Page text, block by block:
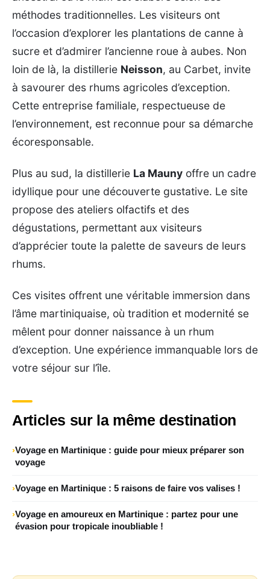
méthodes traditionnelles. Les visiteurs ont
l’occasion d’explorer les plantations de canne à
sucre et d’admirer l’ancienne roue à aubes. Non
loin de là, la distillerie Neisson, au Carbet, invite
à savourer des rhums agricoles d’exception.
Cette entreprise familiale, respectueuse de
l’environnement, est reconnue pour sa démarche
écoresponsable.
Plus au sud, la distillerie La Mauny offre un cadre
idyllique pour une découverte gustative. Le site
propose des ateliers olfactifs et des
dégustations, permettant aux visiteurs
d’apprécier toute la palette de saveurs de leurs
rhums.
Ces visites offrent une véritable immersion dans
l’âme martiniquaise, où tradition et modernité se
mêlent pour donner naissance à un rhum
d’exception. Une expérience immanquable lors de
votre séjour sur l’île.
Articles sur la même destination
Voyage en Martinique : guide pour mieux préparer son
voyage
Voyage en Martinique : 5 raisons de faire vos valises !
Voyage en amoureux en Martinique : partez pour une
évasion pour tropicale inoubliable !